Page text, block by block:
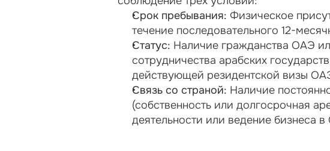
Срок пребывания: Физическое
течение последовательного 12-
Статус: Наличие гражданства ОАЭ
сотрудничества арабских
действующей резидентской визы
Связь со страной: Наличие
(собственность или долгосрочная
деятельности или ведение бизнеса